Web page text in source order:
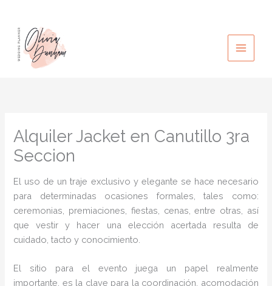
contenido
Alquiler Jacket en Canutillo 3ra
Seccion
El uso de un traje exclusivo y elegante se hace necesario
para determinadas ocasiones formales, tales como:
ceremonias, premiaciones, fiestas, cenas, entre otras, así
que vestir y hacer una elección acertada resulta de
cuidado, tacto y conocimiento.
El sitio para el evento juega un papel realmente
importante, es la clave para la coordinación, acomodación